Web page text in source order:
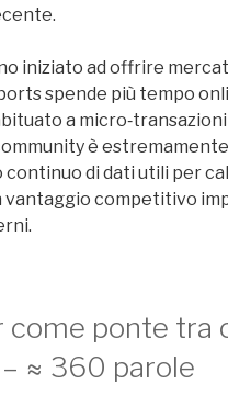
iniziato ad offrire
spende più tempo
a
è
continuo di dati utili per
vantaggio competitivo
come ponte tra
≈ 360 parole